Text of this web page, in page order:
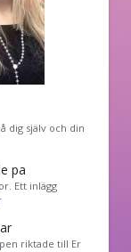
dig själv och din
pa
Ett inlägg
riktade till Er